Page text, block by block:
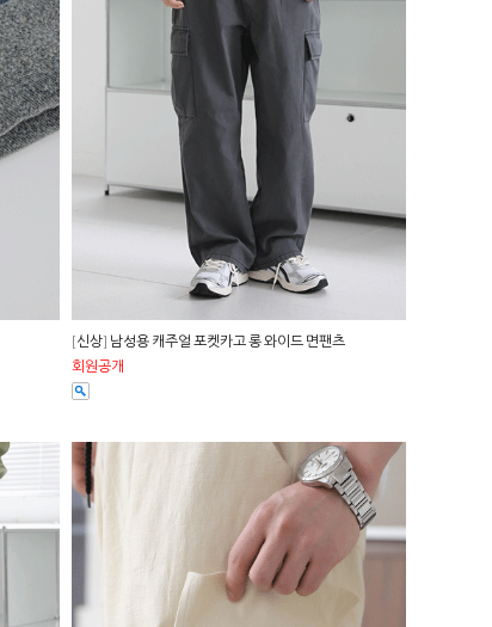
[신상] 남성용 캐주얼 포켓카고 롱 와이드 면팬츠
회원공개